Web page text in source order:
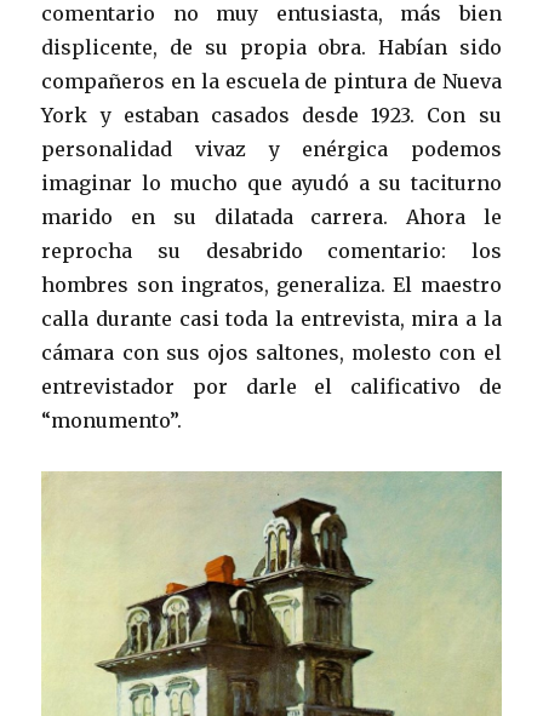
comentario no muy entusiasta, más bien
displicente, de su propia obra. Habían sido
compañeros en la escuela de pintura de Nueva
York y estaban casados desde 1923. Con su
personalidad vivaz y enérgica podemos
imaginar lo mucho que ayudó a su taciturno
marido en su dilatada carrera. Ahora le
reprocha su desabrido comentario: los
hombres son ingratos, generaliza. El maestro
calla durante casi toda la entrevista, mira a la
cámara con sus ojos saltones, molesto con el
entrevistador por darle el calificativo de
“monumento”.